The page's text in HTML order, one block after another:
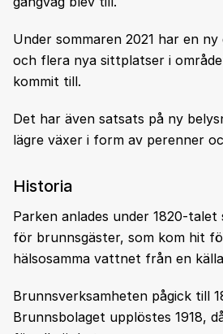
Under sommaren 2021 har en
och flera nya sittplatser i
kommit till.
Det har även satsats på ny
lägre växer i form av perenner
Historia
Parken anlades under 1820-
för brunnsgäster, som kom hit
hälsosamma vattnet från en
Brunnsverksamheten pågick till
Brunnsbolaget upplöstes 1918,